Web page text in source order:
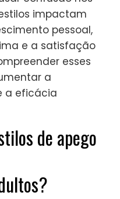
impactam
pessoal,
e a satisfação
esses
a
a eficácia
de apego